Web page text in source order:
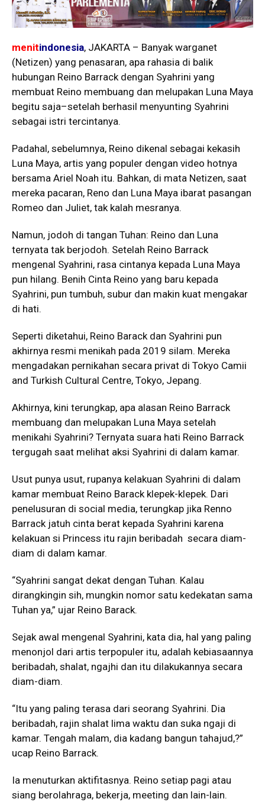
menitindonesia, JAKARTA – Banyak warganet
(Netizen) yang penasaran, apa rahasia di balik
hubungan Reino Barrack dengan Syahrini yang
membuat Reino membuang dan melupakan Luna Maya
begitu saja–setelah berhasil menyunting Syahrini
sebagai istri tercintanya.
Padahal, sebelumnya, Reino dikenal sebagai kekasih
Luna Maya, artis yang populer dengan video hotnya
bersama Ariel Noah itu. Bahkan, di mata Netizen, saat
mereka pacaran, Reno dan Luna Maya ibarat pasangan
Romeo dan Juliet, tak kalah mesranya.
Namun, jodoh di tangan Tuhan: Reino dan Luna
ternyata tak berjodoh. Setelah Reino Barrack
mengenal Syahrini, rasa cintanya kepada Luna Maya
pun hilang. Benih Cinta Reino yang baru kepada
Syahrini, pun tumbuh, subur dan makin kuat mengakar
di hati.
Seperti diketahui, Reino Barack dan Syahrini pun
akhirnya resmi menikah pada 2019 silam. Mereka
mengadakan pernikahan secara privat di Tokyo Camii
and Turkish Cultural Centre, Tokyo, Jepang.
Akhirnya, kini terungkap, apa alasan Reino Barrack
membuang dan melupakan Luna Maya setelah
menikahi Syahrini? Ternyata suara hati Reino Barrack
tergugah saat melihat aksi Syahrini di dalam kamar.
Usut punya usut, rupanya kelakuan Syahrini di dalam
kamar membuat Reino Barack klepek-klepek. Dari
penelusuran di social media, terungkap jika Renno
Barrack jatuh cinta berat kepada Syahrini karena
kelakuan si Princess itu rajin beribadah secara diam-
diam di dalam kamar.
“Syahrini sangat dekat dengan Tuhan. Kalau
dirangkingin sih, mungkin nomor satu kedekatan sama
Tuhan ya,” ujar Reino Barack.
Sejak awal mengenal Syahrini, kata dia, hal yang paling
menonjol dari artis terpopuler itu, adalah kebiasaannya
beribadah, shalat, ngajhi dan itu dilakukannya secara
diam-diam.
“Itu yang paling terasa dari seorang Syahrini. Dia
beribadah, rajin shalat lima waktu dan suka ngaji di
kamar. Tengah malam, dia kadang bangun tahajud,?”
ucap Reino Barrack.
Ia menuturkan aktifitasnya. Reino setiap pagi atau
siang berolahraga, bekerja, meeting dan lain-lain.